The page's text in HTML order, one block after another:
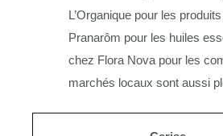
L’Organique pour les
Pranarôm pour les huiles
chez Flora Nova pour les
marchés locaux sont aussi